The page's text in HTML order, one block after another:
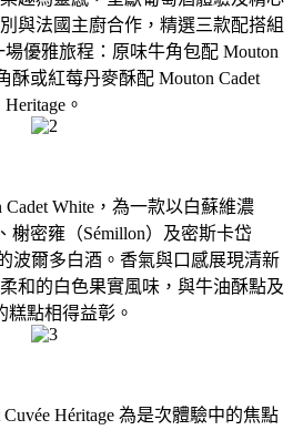
與法國主廚合作，精選三款配搭組
優雅旅程：原味牛角包配 Mouton
酥或紅莓丹麥酥配 Mouton Cadet
Heritage。
White，為一款以白蘇維濃
榭密雍（Sémillon）及密斯卡岱
波爾多白酒。香氣與口感展現清新
和的白色果實風味，與牛油酥點及
糕點相得益彰。
Héritage 為是次體驗中的焦點